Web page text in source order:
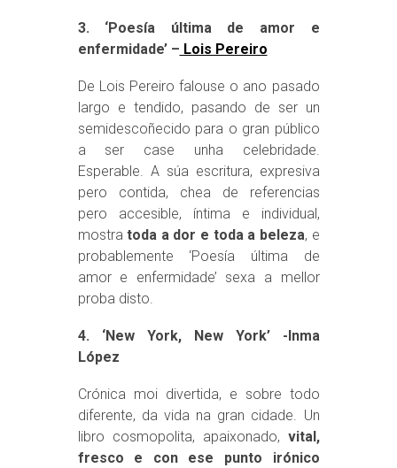
3. ‘Poesía última de amor e
enfermidade’ – Lois Pereiro
De Lois Pereiro falouse o ano pasado
largo e tendido, pasando de ser un
semidescoñecido para o gran público
a ser case unha celebridade.
Esperable. A súa escritura, expresiva
pero contida, chea de referencias
pero accesible, íntima e individual,
mostratoda a dor e toda a beleza, e
probablemente ‘Poesía última de
amor e enfermidade’ sexa a mellor
proba disto.
4. ‘New York, New York’ -Inma
López
Crónica moi divertida, e sobre todo
diferente, da vida na gran cidade. Un
libro cosmopolita, apaixonado, vital,
fresco e con ese punto irónico